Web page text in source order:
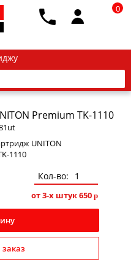
0
Premium TK-1110
Кол-во:
от 3-х штук650 p